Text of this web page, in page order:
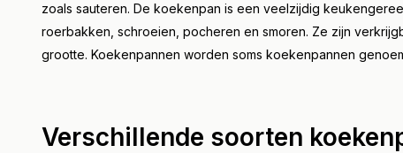
zoals sauteren. De koekenpan is een veelzijdig
roerbakken, schroeien, pocheren en smoren. Ze zijn
grootte. Koekenpannen worden soms koekenpannen
Verschillende soorten